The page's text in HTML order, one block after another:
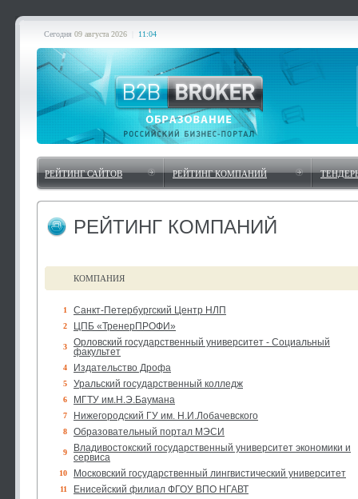
Сегодня 09 августа 2026 11:04
РЕЙТИНГ САЙТОВ РЕЙТИНГ КОМПАНИЙ
РЕЙТИНГ КОМПАНИЙ
КОМПАНИЯ
1 Санкт-Петербургский Центр НЛП
2 ЦПБ «ТренерПРОФИ»
3
Орловский государственный университет - Социальный
факультет
4 Издательство Дрофа
5 Уральский государственный колледж
6 МГТУ им.Н.Э.Баумана
7 Нижегородский ГУ им. Н.И.Лобачевского
8 Образовательный портал МЭСИ
9
Владивостокский государственный университет экономики и
сервиса
10 Московский государственный лингвистический университет
11 Енисейский филиал ФГОУ ВПО НГАВТ